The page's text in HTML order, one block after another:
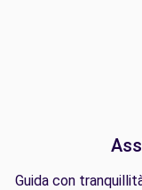
Guida con